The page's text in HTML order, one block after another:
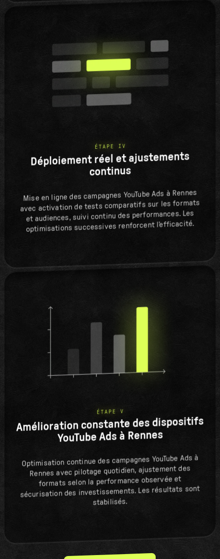
ÉTAPE IV
Déploiement réel et ajustements
continus
Mise en ligne des campagnes YouTube Ads à Rennes
avec activation de tests comparatifs sur les formats
et audiences, suivi continu des performances. Les
optimisations successives renforcent l’efficacité.
ÉTAPE V
Amélioration constante des dispositifs
YouTube Ads à Rennes
Optimisation continue des campagnes YouTube Ads à
Rennes avec pilotage quotidien, ajustement des
formats selon la performance observée et
sécurisation des investissements. Les résultats sont
stabilisés.